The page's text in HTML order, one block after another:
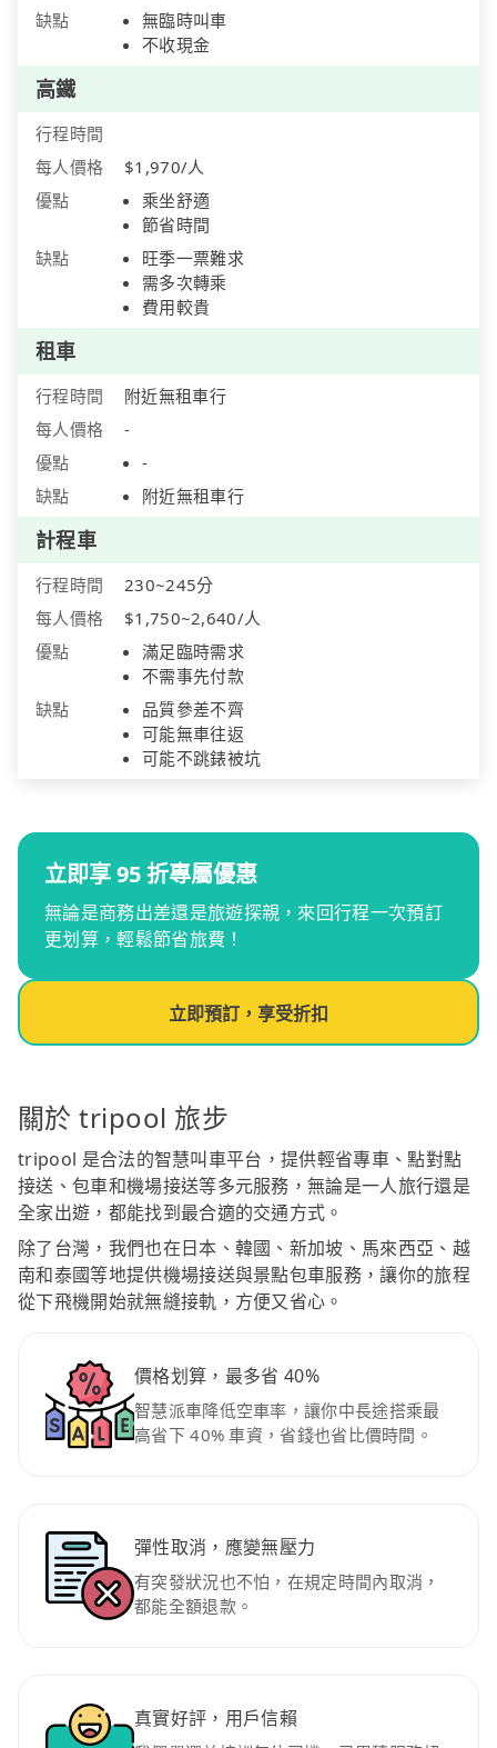
缺點
無臨時叫車
不收現金
高鐵
行程時間
每人價格
$1,970/人
優點
乘坐舒適
節省時間
缺點
旺季一票難求
需多次轉乘
費用較貴
租車
行程時間
附近無租車行
每人價格
-
優點
-
缺點
附近無租車行
計程車
行程時間
230~245分
每人價格
$1,750~2,640/人
優點
滿足臨時需求
不需事先付款
缺點
品質參差不齊
可能無車往返
可能不跳錶被坑
立即享 95 折專屬優惠
無論是商務出差還是旅遊探親，來回行程一次預訂
更划算，輕鬆節省旅費！
立即預訂，享受折扣
關於 tripool 旅步
tripool 是合法的智慧叫車平台，提供輕省專車、點對點
接送、包車和機場接送等多元服務，無論是一人旅行還是
全家出遊，都能找到最合適的交通方式。
除了台灣，我們也在日本、韓國、新加坡、馬來西亞、越
南和泰國等地提供機場接送與景點包車服務，讓你的旅程
從下飛機開始就無縫接軌，方便又省心。
價格划算，最多省 40%
智慧派車降低空車率，讓你中長途搭乘最
高省下 40% 車資，省錢也省比價時間。
彈性取消，應變無壓力
有突發狀況也不怕，在規定時間內取消，
都能全額退款。
真實好評，用戶信賴